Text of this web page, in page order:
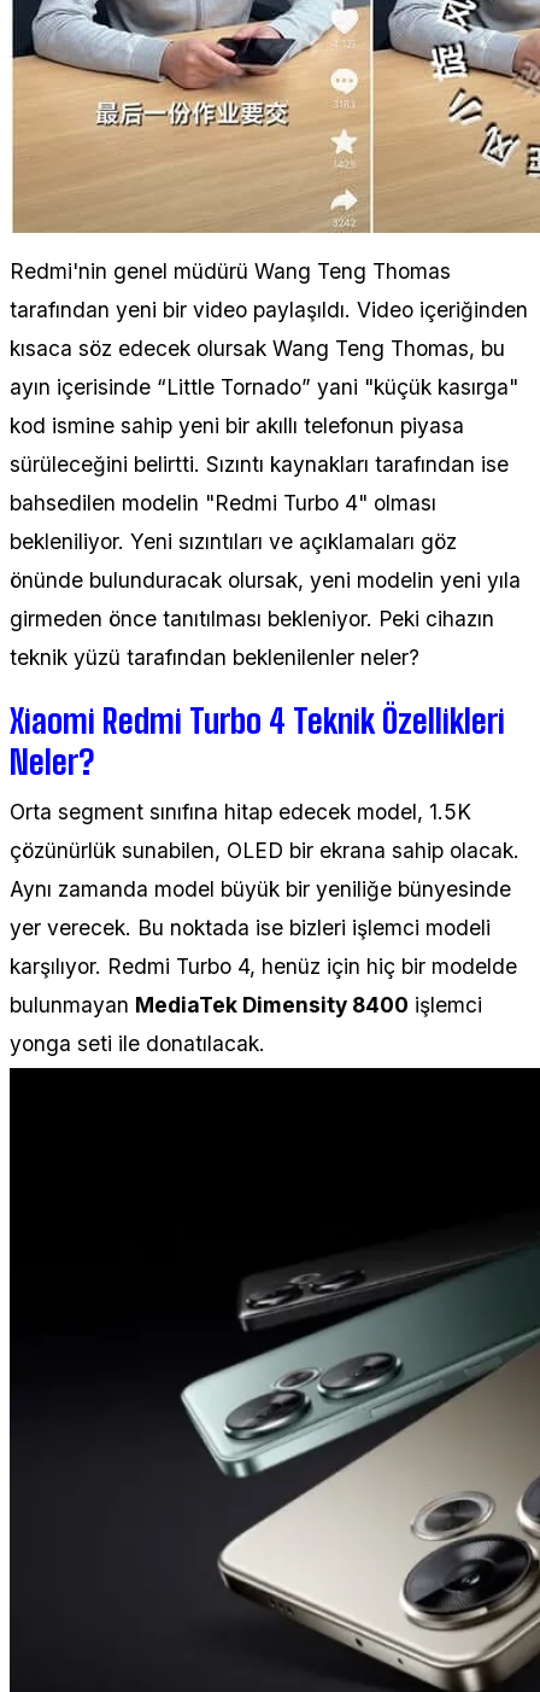
Redmi'nin genel müdürü Wang Teng Thomas
tarafından yeni bir video paylaşıldı. Video içeriğinden
kısaca söz edecek olursak Wang Teng Thomas, bu
ayın içerisinde “Little Tornado” yani "küçük kasırga"
kod ismine sahip yeni bir akıllı telefonun piyasa
sürüleceğini belirtti. Sızıntı kaynakları tarafından ise
bahsedilen modelin "Redmi Turbo 4" olması
bekleniliyor. Yeni sızıntıları ve açıklamaları göz
önünde bulunduracak olursak, yeni modelin yeni yıla
girmeden önce tanıtılması bekleniyor. Peki cihazın
teknik yüzü tarafından beklenilenler neler?
Xiaomi Redmi Turbo 4 Teknik Özellikleri
Neler?
Orta segment sınıfına hitap edecek model, 1.5K
çözünürlük sunabilen, OLED bir ekrana sahip olacak.
Aynı zamanda model büyük bir yeniliğe bünyesinde
yer verecek. Bu noktada ise bizleri işlemci modeli
karşılıyor. Redmi Turbo 4, henüz için hiç bir modelde
bulunmayan MediaTek Dimensity 8400 işlemci
yonga seti ile donatılacak.